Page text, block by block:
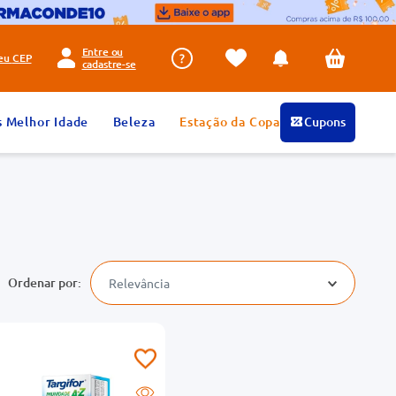
CEP
Entre ou
cadastre-se
Melhor Idade Beleza Estação da Copa Cupons
Relevância